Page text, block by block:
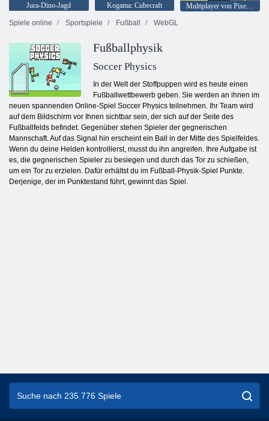
Jura-Dino-Jagd Kogama: Cubecraft
Multiplayer von Pixel Combat
Spiele online
Sportspiele Fußball WebGL
Fußballphysik
Soccer Physics
In der Welt der Stoffpuppen wird es heute einen
Fußballwettbewerb geben. Sie werden an ihnen im
neuen spannenden Online-Spiel Soccer Physics teilnehmen. Ihr Team wird
auf dem Bildschirm vor Ihnen sichtbar sein, der sich auf der Seite des
Fußballfelds befindet. Gegenüber stehen Spieler der gegnerischen
Mannschaft. Auf das Signal hin erscheint ein Ball in der Mitte des Spielfeldes.
Wenn du deine Helden kontrollierst, musst du ihn angreifen. Ihre Aufgabe ist
es, die gegnerischen Spieler zu besiegen und durch das Tor zu schießen,
um ein Tor zu erzielen. Dafür erhältst du im Fußball-Physik-Spiel Punkte.
Derjenige, der im Punktestand führt, gewinnt das Spiel.